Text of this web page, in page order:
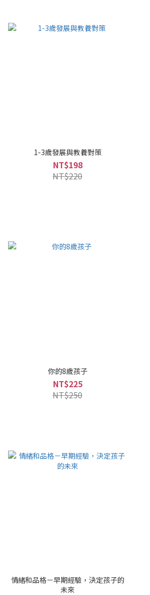
1-3歲發展與教養對策
NT$198
NT$220
你的8歲孩子
NT$225
NT$250
情緒和品格－早期經驗，決定孩子的
未來